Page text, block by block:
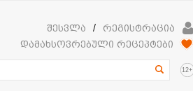
შესვლა /
რეგისტრაცია
დამახსოვრებული რეცეპტები
12+